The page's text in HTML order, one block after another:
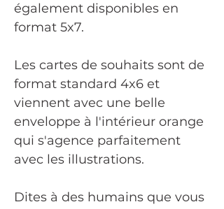
également disponibles en
format 5x7.
Les cartes de souhaits sont de
format standard 4x6 et
viennent avec une belle
enveloppe à l'intérieur orange
qui s'agence parfaitement
avec les illustrations.
Dites à des humains que vous